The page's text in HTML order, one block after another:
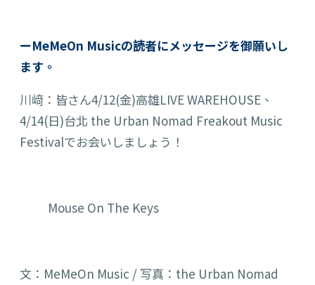
ーMeMeOn Musicの読者にメッセージを御願いし
ます。
川﨑：皆さん4/12(金)高雄LIVE WAREHOUSE、
4/14(日)台北 the Urban Nomad Freakout Music
Festivalでお会いしましょう！
Mouse On The Keys
文：MeMeOn Music / 写真：the Urban Nomad